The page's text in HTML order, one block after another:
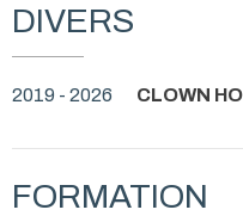
DIVERS
2019 - 2026 CLOWN
FORMATION